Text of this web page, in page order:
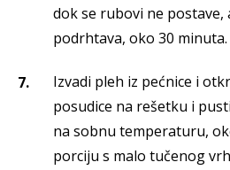
dok se rubovi ne postave,
podrhtava, oko 30 minuta.
Izvadi pleh iz pećnice i
posudice na rešetku i
na sobnu temperaturu,
porciju s malo tučenog